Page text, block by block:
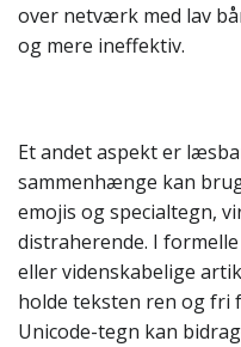
over netværk med lav
og mere ineffektiv.
Et andet aspekt er
sammenhænge kan
emojis og specialtegn,
distraherende. I
eller videnskabelige
holde teksten ren og fri
Unicode-tegn kan